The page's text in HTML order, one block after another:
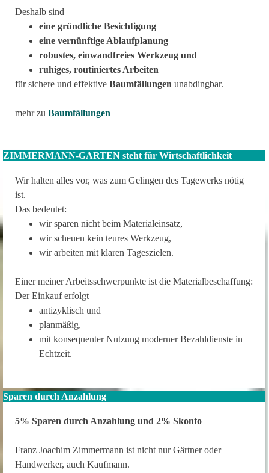
Deshalb sind
eine gründliche Besichtigung
eine vernünftige Ablaufplanung
robustes, einwandfreies Werkzeug und
ruhiges, routiniertes Arbeiten
für sichere und effektive Baumfällungen unabdingbar.
mehr zu Baumfällungen
ZIMMERMANN-GARTEN steht für Wirtschaftlichkeit
Wir halten alles vor, was zum Gelingen des Tagewerks nötig
ist.
Das bedeutet:
wir sparen nicht beim Materialeinsatz,
wir scheuen kein teures Werkzeug,
wir arbeiten mit klaren Tageszielen.
Einer meiner Arbeitsschwerpunkte ist die Materialbeschaffung:
Der Einkauf erfolgt
antizyklisch und
planmäßig,
mit konsequenter Nutzung moderner Bezahldienste in
Echtzeit.
Sparen durch Anzahlung
5% Sparen durch Anzahlung und 2% Skonto
Franz Joachim Zimmermann ist nicht nur Gärtner oder
Handwerker, auch Kaufmann.